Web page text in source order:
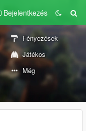
Bejelentkezés
Fényezések
Játékos
Még